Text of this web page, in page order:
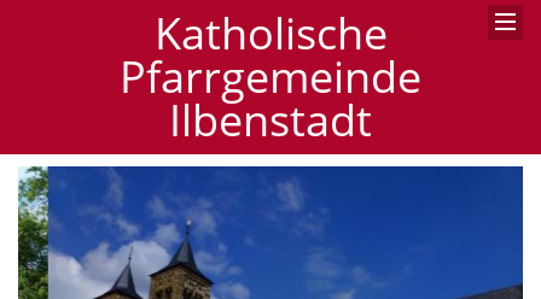
Katholische
Pfarrgemeinde
Ilbenstadt